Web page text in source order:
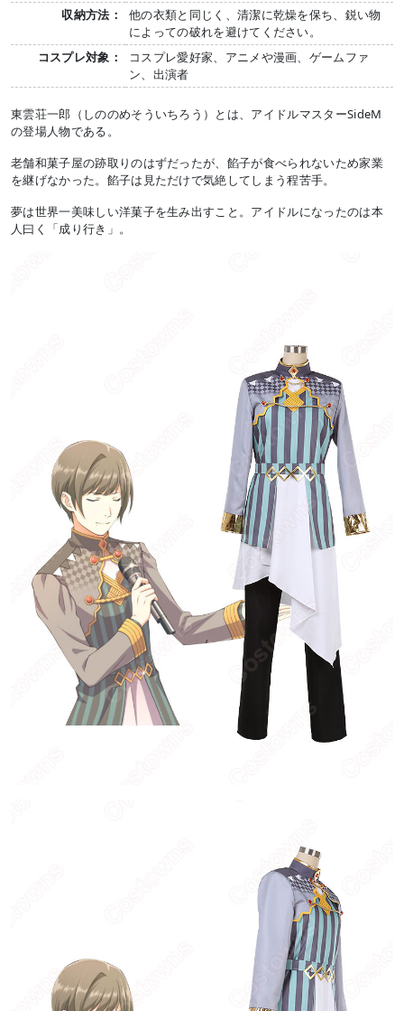
収納方法：
他の衣類と同じく、清潔に乾燥を保ち、鋭い物
によっての破れを避けてください。
コスプレ対象：
コスプレ愛好家、アニメや漫画、ゲームファ
ン、出演者
東雲荘一郎（しののめそういちろう）とは、アイドルマスターSideM
の登場人物である。
老舗和菓子屋の跡取りのはずだったが、餡子が食べられないため家業
を継げなかった。餡子は見ただけで気絶してしまう程苦手。
夢は世界一美味しい洋菓子を生み出すこと。アイドルになったのは本
人曰く「成り行き」。